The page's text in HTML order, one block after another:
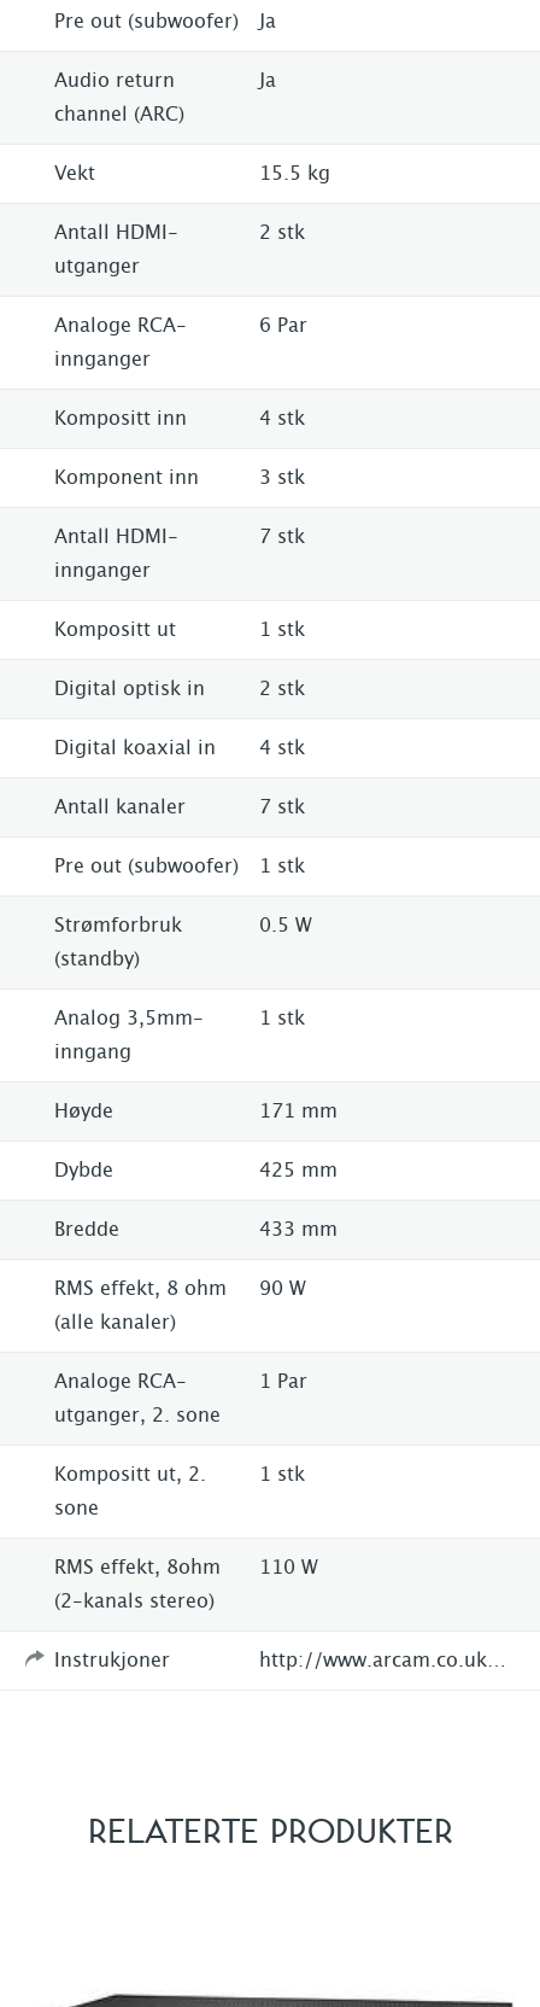
Pre out (subwoofer) Ja
Audio return
channel (ARC)
Ja
Vekt 15.5 kg
Antall HDMI-
utganger
2 stk
Analoge RCA-
innganger
6 Par
Kompositt inn 4 stk
Komponent inn 3 stk
Antall HDMI-
innganger
7 stk
Kompositt ut 1 stk
Digital optisk in 2 stk
Digital koaxial in 4 stk
Antall kanaler 7 stk
Pre out (subwoofer) 1 stk
Strømforbruk
(standby)
0.5 W
Analog 3,5mm-
inngang
1 stk
Høyde 171 mm
Dybde 425 mm
Bredde 433 mm
RMS effekt, 8 ohm
(alle kanaler)
90 W
Analoge RCA-
utganger, 2. sone
1 Par
Kompositt ut, 2.
sone
1 stk
RMS effekt, 8ohm
(2-kanals stereo)
110 W
Instrukjoner
RELATERTE PRODUKTER